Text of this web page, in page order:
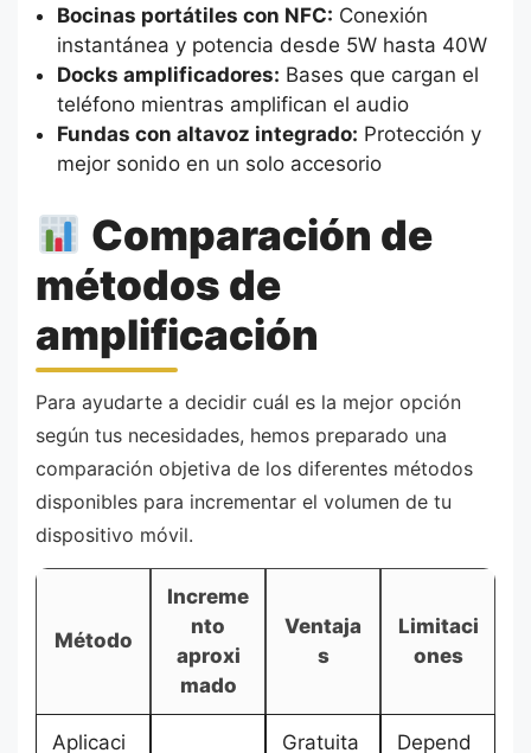
Bocinas portátiles con NFC: Conexión
instantánea y potencia desde 5W hasta 40W
Docks amplificadores: Bases que cargan el
teléfono mientras amplifican el audio
Fundas con altavoz integrado: Protección y
mejor sonido en un solo accesorio
Comparación de
métodos de
amplificación
Para ayudarte a decidir cuál es la mejor opción
según tus necesidades, hemos preparado una
comparación objetiva de los diferentes métodos
disponibles para incrementar el volumen de tu
dispositivo móvil.
Método
Increme
nto
aproxi
mado
Ventaja
s
Limitaci
ones
Aplicaci Gratuita Depend